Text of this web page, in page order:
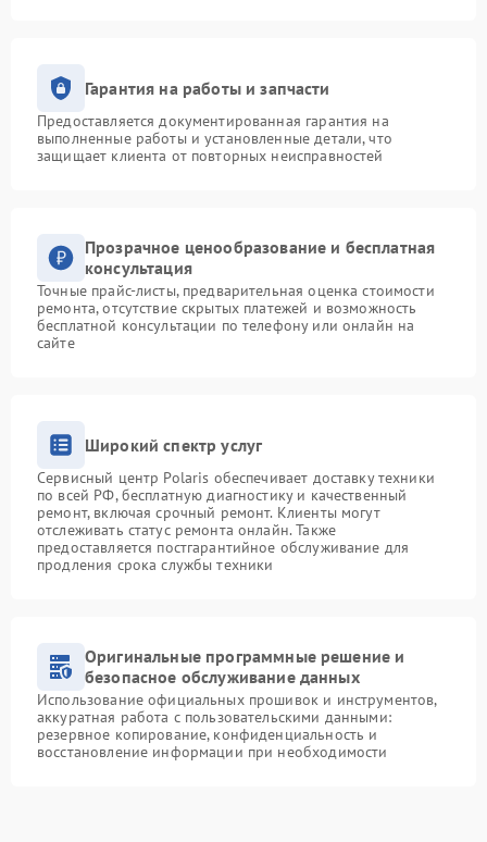
Гарантия на работы и запчасти
Предоставляется документированная гарантия на
выполненные работы и установленные детали, что
защищает клиента от повторных неисправностей
Прозрачное ценообразование и бесплатная
консультация
Точные прайс-листы, предварительная оценка стоимости
ремонта, отсутствие скрытых платежей и возможность
бесплатной консультации по телефону или онлайн на
сайте
Широкий спектр услуг
Сервисный центр Polaris обеспечивает доставку техники
по всей РФ, бесплатную диагностику и качественный
ремонт, включая срочный ремонт. Клиенты могут
отслеживать статус ремонта онлайн. Также
предоставляется постгарантийное обслуживание для
продления срока службы техники
Оригинальные программные решение и
безопасное обслуживание данных
Использование официальных прошивок и инструментов,
аккуратная работа с пользовательскими данными:
резервное копирование, конфиденциальность и
восстановление информации при необходимости